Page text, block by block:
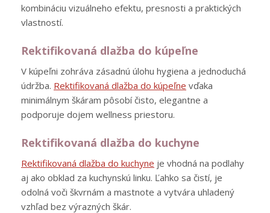
kombináciu vizuálneho efektu, presnosti a praktických
vlastností.
Rektifikovaná dlažba do kúpeľne
V kúpeľni zohráva zásadnú úlohu hygiena a jednoduchá
údržba. Rektifikovaná dlažba do kúpeľne vďaka
minimálnym škáram pôsobí čisto, elegantne a
podporuje dojem wellness priestoru.
Rektifikovaná dlažba do kuchyne
Rektifikovaná dlažba do kuchyne je vhodná na podlahy
aj ako obklad za kuchynskú linku. Ľahko sa čistí, je
odolná voči škvrnám a mastnote a vytvára uhladený
vzhľad bez výrazných škár.